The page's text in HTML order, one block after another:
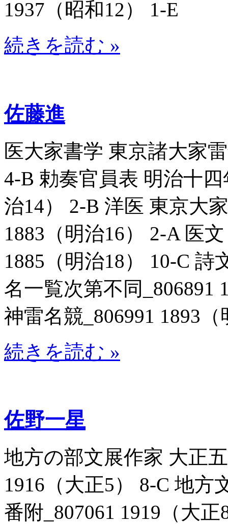
1937（昭和12） 1-E
続きを読む »
佐藤進
医大家書学 東京諸大家
4-B 勅奏官員表 明治十
治14） 2-B 洋医 東京大
1883（明治16） 2-A 医
1885（明治18） 10-C
名一覧次第不同_806891
神雷名競_806991 1893
続きを読む »
佐野一星
地方の部文展作家 大正
1916（大正5） 8-C 地方
番附_807061 1919（大